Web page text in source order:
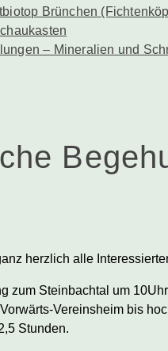
Brünchen
– Mineralien und
herzlich alle
zum Steinbachtal um 10Uhr
Vereinsheim bis
Stunden.